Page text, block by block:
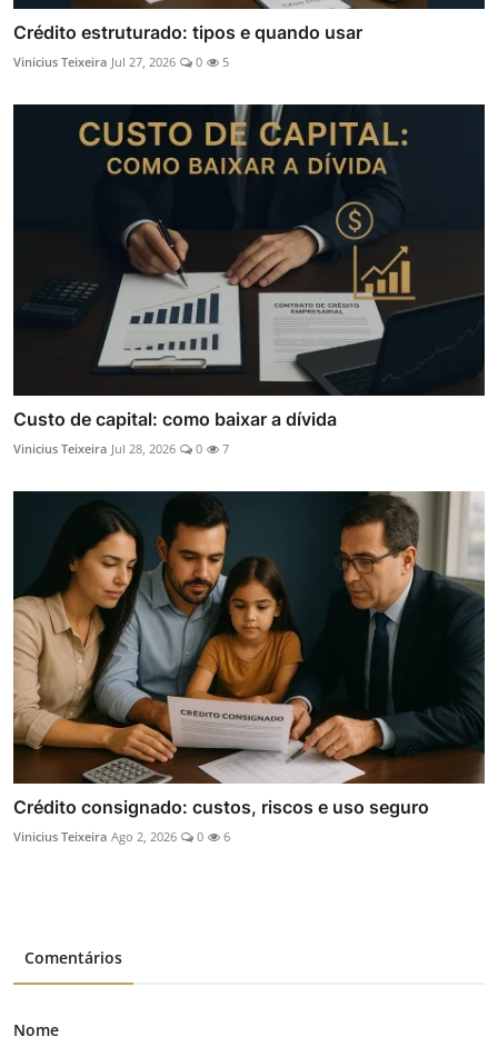
Crédito estruturado: tipos e quando usar
Vinicius Teixeira Jul 27, 2026 0 5
Custo de capital: como baixar a dívida
Vinicius Teixeira Jul 28, 2026 0 7
Crédito consignado: custos, riscos e uso seguro
Vinicius Teixeira Ago 2, 2026 0 6
Comentários
Nome